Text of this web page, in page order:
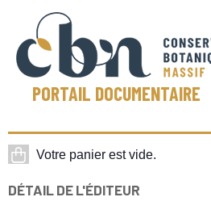
PORTAIL DOCUMENTAIRE
DÉTAIL DE L'ÉDITEUR